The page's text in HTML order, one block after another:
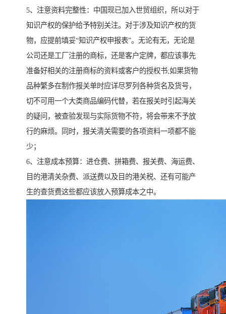
5、注意资料完整性：中国现已加入世贸组织，所以对于
知识产权的保护给予特别关注。对于涉及知识产权的货
物，应提前填妥“知识产权申报表”。无论有无，无论是
公司还是工厂注册的商标，还是客户定牌，都应该事先
准备好相关的注册商标的资料或客户的授权书;如果货物
品种繁多在制作报关单时应详尽罗列各种货名及货号，
切不可用一个大类商品编码代替，若在报关时引起海关
的疑问，被查验发现与实际货物不符，将会带来不予放
行的麻烦。同时，报关清关需要的各项资料一项都不能
少；
6、注意成本预算：进仓费、拼箱费、报关费、海运费、
目的港清关杂费、派送费以及目的港关税、还有可能产
生的查货费这些都应该放入预算成本之中。